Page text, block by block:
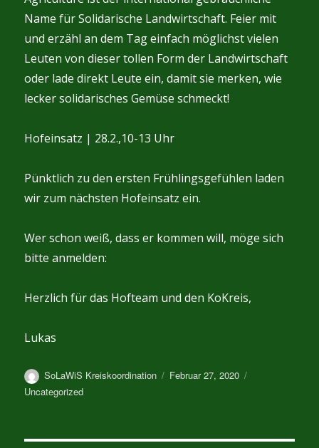
Name für Solidarische Landwirtschaft. Feier mit
und erzähl an dem Tag einfach möglichst vielen
Leuten von dieser tollen Form der Landwirtschaft
oder lade direkt Leute ein, damit sie merken, wie
lecker solidarisches Gemüse schmeckt!
Hofeinsatz | 28.2.,10-13 Uhr
Pünktlich zu den ersten Frühlingsgefühlen laden
wir zum nächsten Hofeinsatz ein.
Wer schon weiß, dass er kommen will, möge sich
bitte anmelden:
Herzlich für das Hofteam und den KoKreis,
Lukas
Autor
SoLaWiS Kreiskoordination
Veröffentlicht
Februar 27, 2020
Uncategorized